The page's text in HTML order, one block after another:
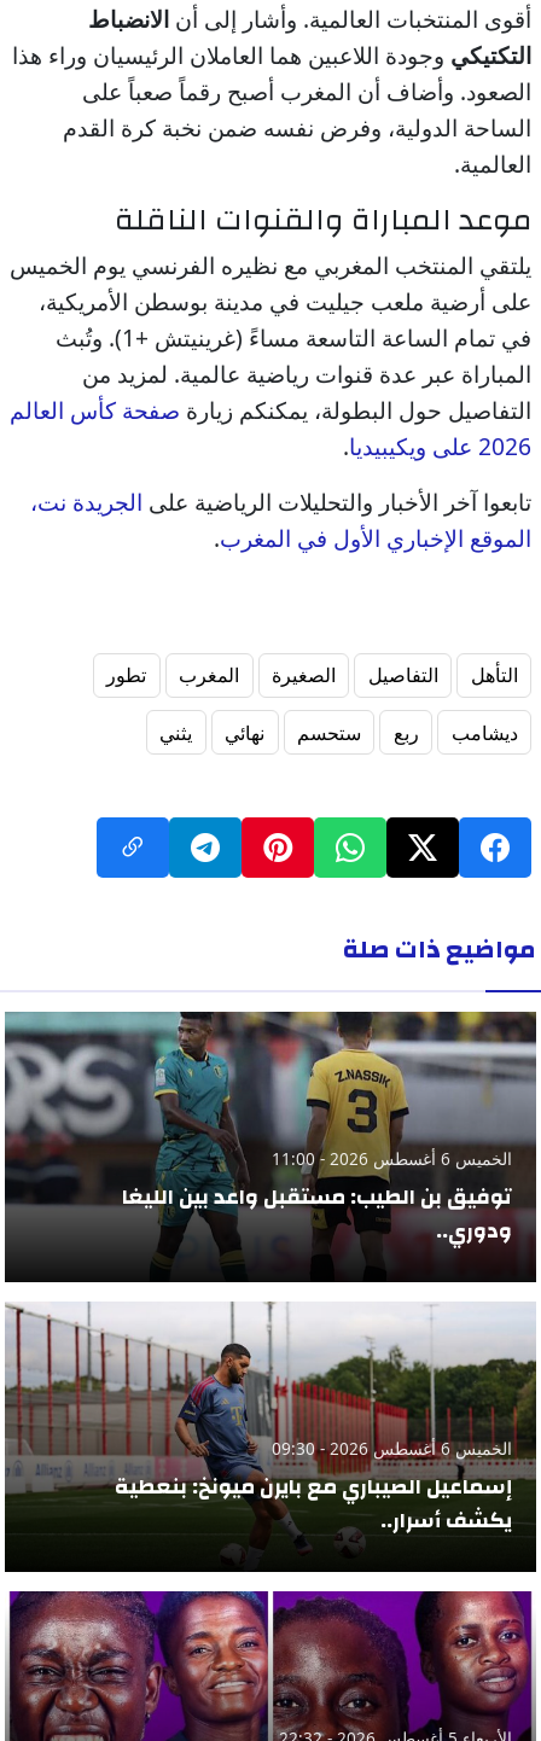
أقوى المنتخبات العالمية. وأشار إلى أن الانضباط
التكتيكي وجودة اللاعبين هما العاملان الرئيسيان وراء هذا
الصعود. وأضاف أن المغرب أصبح رقماً صعباً على
الساحة الدولية، وفرض نفسه ضمن نخبة كرة القدم
العالمية.
موعد المباراة والقنوات الناقلة
يلتقي المنتخب المغربي مع نظيره الفرنسي يوم الخميس
على أرضية ملعب جيليت في مدينة بوسطن الأمريكية،
في تمام الساعة التاسعة مساءً (غرينيتش +1). وتُبث
المباراة عبر عدة قنوات رياضية عالمية. لمزيد من
التفاصيل حول البطولة، يمكنكم زيارة صفحة كأس العالم
2026 على ويكيبيديا
.
تابعوا آخر الأخبار والتحليلات الرياضية على الجريدة نت،
الموقع الإخباري الأول في المغرب.
التأهل التفاصيل الصغيرة المغرب تطور
ديشامب ربع ستحسم نهائي يثني
مواضيع ذات صلة
الخميس 6 أغسطس 2026 - 11:00
توفيق بن الطيب: مستقبل واعد بين الليغا
ودوري..
الخميس 6 أغسطس 2026 - 09:30
إسماعيل الصيباري مع بايرن ميونخ: بنعطية
يكشف أسرار..